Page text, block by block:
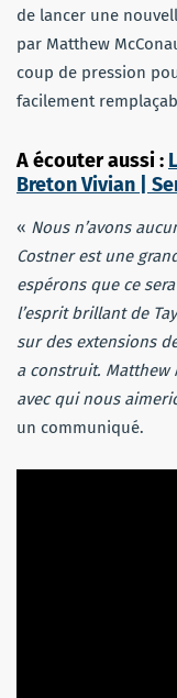
de lancer une
par Matthew
coup de pression
facilement
A écouter aussi :
Breton Vivian |
« Nous n’avons
Costner est une
espérons que ce
l’esprit brillant de
sur des extensions
a construit. Matthew
avec qui nous
un communiqué.